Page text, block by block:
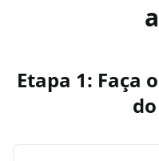
Etapa 1: Faça